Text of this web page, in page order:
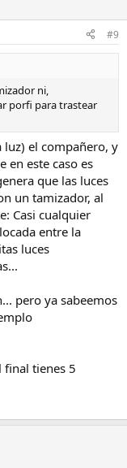
#9
ni,
porfi para trastear
luz) el compañero, y
en este caso es
que las luces
un tamizador, al
Casi cualquier
entre la
luces
pero ya sabeemos
final tienes 5